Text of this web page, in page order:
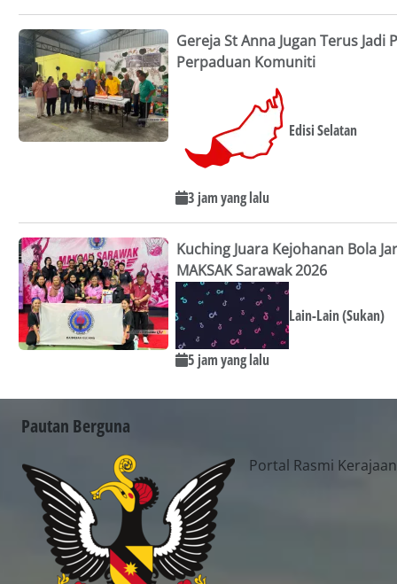
Gereja St Anna Jugan Terus Jadi
Perpaduan Komuniti
Edisi Selatan
3 jam yang lalu
Kuching Juara Kejohanan Bola
MAKSAK Sarawak 2026
Lain-Lain (Sukan)
5 jam yang lalu
Pautan Berguna
Portal Rasmi